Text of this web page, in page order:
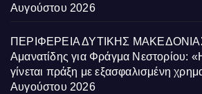
Αυγούστου 2026
ΠΕΡΙΦΕΡΕΙΑ ΔΥΤΙΚΗΣ
Αμανατίδης για Φράγμα Νεστορίου:
γίνεται πράξη με εξασφαλισμένη
Αυγούστου 2026